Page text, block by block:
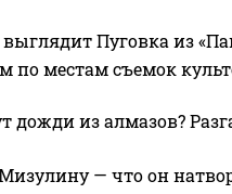
выглядит Пуговка из
по местам съемок
дожди из алмазов?
Мизулину — что он